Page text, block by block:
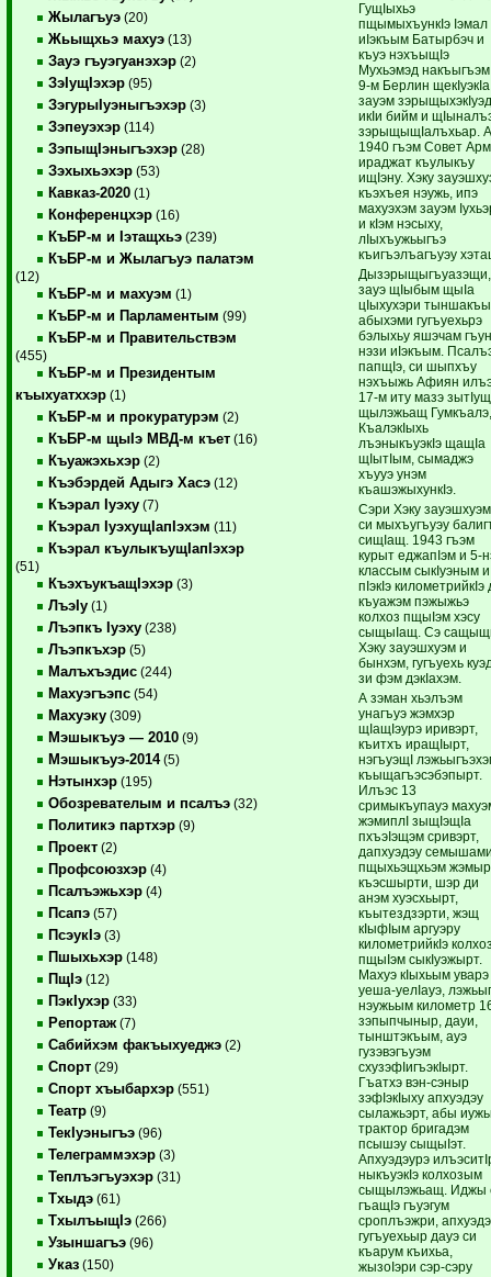
Жылагъуэ (20)
Жьыщхьэ махуэ (13)
Зауэ гъуэгуанэхэр (2)
ЗэIущIэхэр (95)
ЗэгурыIуэныгъэхэр (3)
Зэпеуэхэр (114)
ЗэпыщIэныгъэхэр (28)
Зэхыхьэхэр (53)
Кавказ-2020 (1)
Конференцхэр (16)
КъБР-м и Iэтащхьэ (239)
КъБР-м и Жылагъуэ палатэм
(12)
КъБР-м и махуэм (1)
КъБР-м и Парламентым (99)
КъБР-м и Правительствэм
(455)
КъБР-м и Президентым
къыхуатххэр (1)
КъБР-м и прокуратурэм (2)
КъБР-м щыIэ МВД-м къет (16)
Къуажэхьхэр (2)
Къэбэрдей Адыгэ Хасэ (12)
Къэрал Iуэху (7)
Къэрал IуэхущIапIэхэм (11)
Къэрал къулыкъущIапIэхэр
(51)
КъэхъукъащIэхэр (3)
ЛъэIу (1)
Лъэпкъ Iуэху (238)
Лъэпкъхэр (5)
Малъхъэдис (244)
Махуэгъэпс (54)
Махуэку (309)
Мэшыкъуэ — 2010 (9)
Мэшыкъуэ-2014(5)
Нэтынхэр (195)
Обозревателым и псалъэ (32)
Политикэ партхэр (9)
Проект (2)
Профсоюзхэр (4)
Псалъэжьхэр (4)
Псапэ (57)
ПсэукIэ (3)
Пшыхьхэр (148)
ПщIэ (12)
ПэкIухэр (33)
Репортаж (7)
Сабийхэм факъыхуеджэ (2)
Спорт (29)
Спорт хъыбархэр (551)
Театр (9)
ТекIуэныгъэ (96)
Телеграммэхэр (3)
Теплъэгъуэхэр (31)
Тхыдэ (61)
ТхылъыщIэ (266)
Узыншагъэ (96)
Указ (150)
ГущIыхьэ
пщымыхъункIэ Iэмал
иIэкъым Батырбэч и
къуэ нэхъыщIэ
Мухьэмэд
9-м Берлин щекIуэкIа
зауэм
икIи бийм и
зэрыщыщIалъхьар.
1940 гъэм Совет
ираджат къулыкъу
ищIэну. Хэку
къэхъея нэужь, ипэ
махуэхэм зауэм
и кIэм нэсыху,
лIыхъужьыгъэ
къигъэлъагъуэу
Дызэрыщыгъуазэщи,
зауэ щIыбым щыIа
цIыхухэри
абыхэми гугъуехьрэ
бэлыхьу яшэчам
нэзи иIэкъым.
папщIэ, си шыпхъу
нэхъыжь Афиян
17-м иту мазэ
щылэжьащ
КъалэкIыхь
лъэныкъуэкIэ щащIа
щIытIым, сымаджэ
хъууэ унэм
къашэжыхункIэ.
Сэри Хэку зауэшхуэм
си мыхъугъуэу
сищIащ. 1943 гъэм
курыт еджапIэм и 5-
классым сыкIуэным и
пIэкIэ километрийкIэ
къуажэм пэжыжьэ
колхоз пщыIэм хэсу
сыщыIащ. Сэ
Хэку зауэшхуэм и
бынхэм, гугъуехь
зи фэм дэкIахэм.
А зэман хьэлъэм
унагъуэ жэмхэр
щIащIэурэ иривэрт,
къитхъ иращIырт,
нэгъуэщI
къыщагъэсэбэпырт.
Илъэс 13
сримыкъупауэ
жэмиплI зыщIэщIа
пхъэIэщэм сривэрт,
дапхуэдэу
пщыхьэщхьэм жэмыр
къэсшырти, шэр ди
анэм хуэсхьырт,
къытездзэрти, жэщ
кIыфIым аргуэру
километрийкIэ
пщыIэм сыкIуэжырт.
Махуэ кIыхьым уварэ
уеша-уелIауэ,
нэужьым километр
зэпыпчыныр, дауи,
тынштэкъым, ауэ
гузэвэгъуэм
схузэфIигъэкIырт.
Гъатхэ вэн-сэныр
зэфIэкIыху апхуэдэу
сылажьэрт, абы
трактор бригадэм
псышэу сыщыIэт.
Апхуэдэурэ
ныкъуэкIэ колхозым
сыщылэжьащ. Иджы
гъащIэ гъуэгум
сроплъэжри, апхуэдэ
гугъуехьыр дауэ си
къарум къихьа,
жызоIэри сэр-сэру